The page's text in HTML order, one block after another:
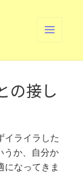
ーとウ
の接し
イライラした
うか、自分か
になってきま